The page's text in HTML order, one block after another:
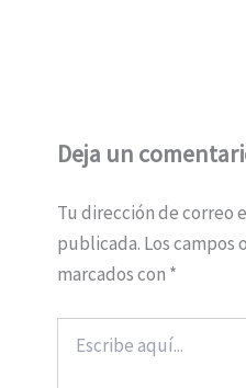
Deja un
Tu dirección de correo
publicada. Los campos
marcados con *
aquí...